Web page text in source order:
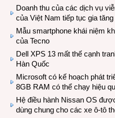
Doanh thu của các dịch vụ
của Việt Nam tiếp tục gia tăng
Mẫu smartphone khái niệm
của Tecno
Dell XPS 13 mất thế cạnh
Hàn Quốc
Microsoft có kế hoạch phát
8GB RAM có thể chạy hiệu
Hệ điều hành Nissan OS
dùng chung cho các xe ô-tô